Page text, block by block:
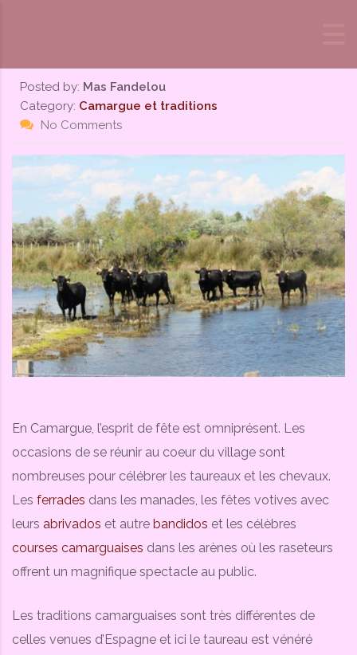
Posted by: Mas Fandelou
Category: Camargue et traditions
No Comments
En Camargue, l’esprit de fête est omniprésent. Les
occasions de se réunir au coeur du village sont
nombreuses pour célébrer les taureaux et les chevaux.
Les ferrades dans les manades, les fêtes votives avec
leurs abrivados et autre bandidos et les célèbres
courses camarguaises dans les arènes où les raseteurs
offrent un magnifique spectacle au public.
Les traditions camarguaises sont très différentes de
celles venues d’Espagne et ici le taureau est vénéré